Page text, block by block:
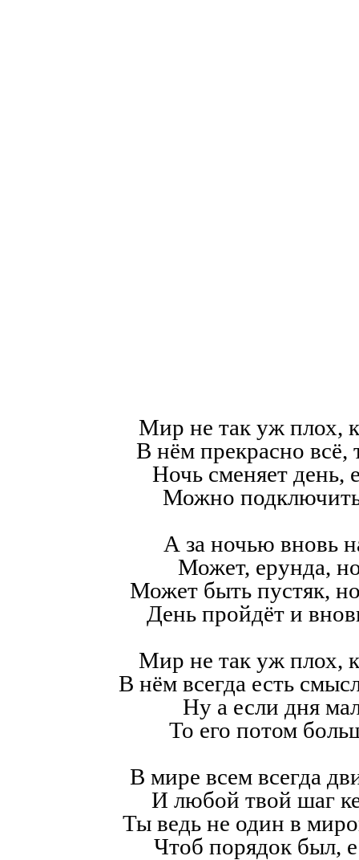
Мир не так уж плох,
В нём прекрасно всё,
Ночь сменяет день,
Можно
А за ночью вновь
Может, ерунда,
Может быть пустяк,
День пройдёт и
Мир не так уж плох,
В нём всегда есть
Ну а если дня
То его потом
В мире всем всегда
И любой твой шаг
Ты ведь не один в
Чтоб порядок был,